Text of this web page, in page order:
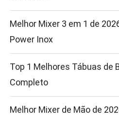
Melhor Mixer 3 em 1 de
Power Inox
Top 1 Melhores Tábuas de
Completo
Melhor Mixer de Mão de